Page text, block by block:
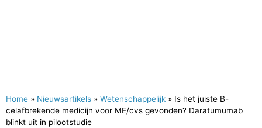
Home » Nieuwsartikels » Wetenschappelijk » Is het juiste B-
celafbrekende medicijn voor ME/cvs gevonden? Daratumumab
blinkt uit in pilootstudie